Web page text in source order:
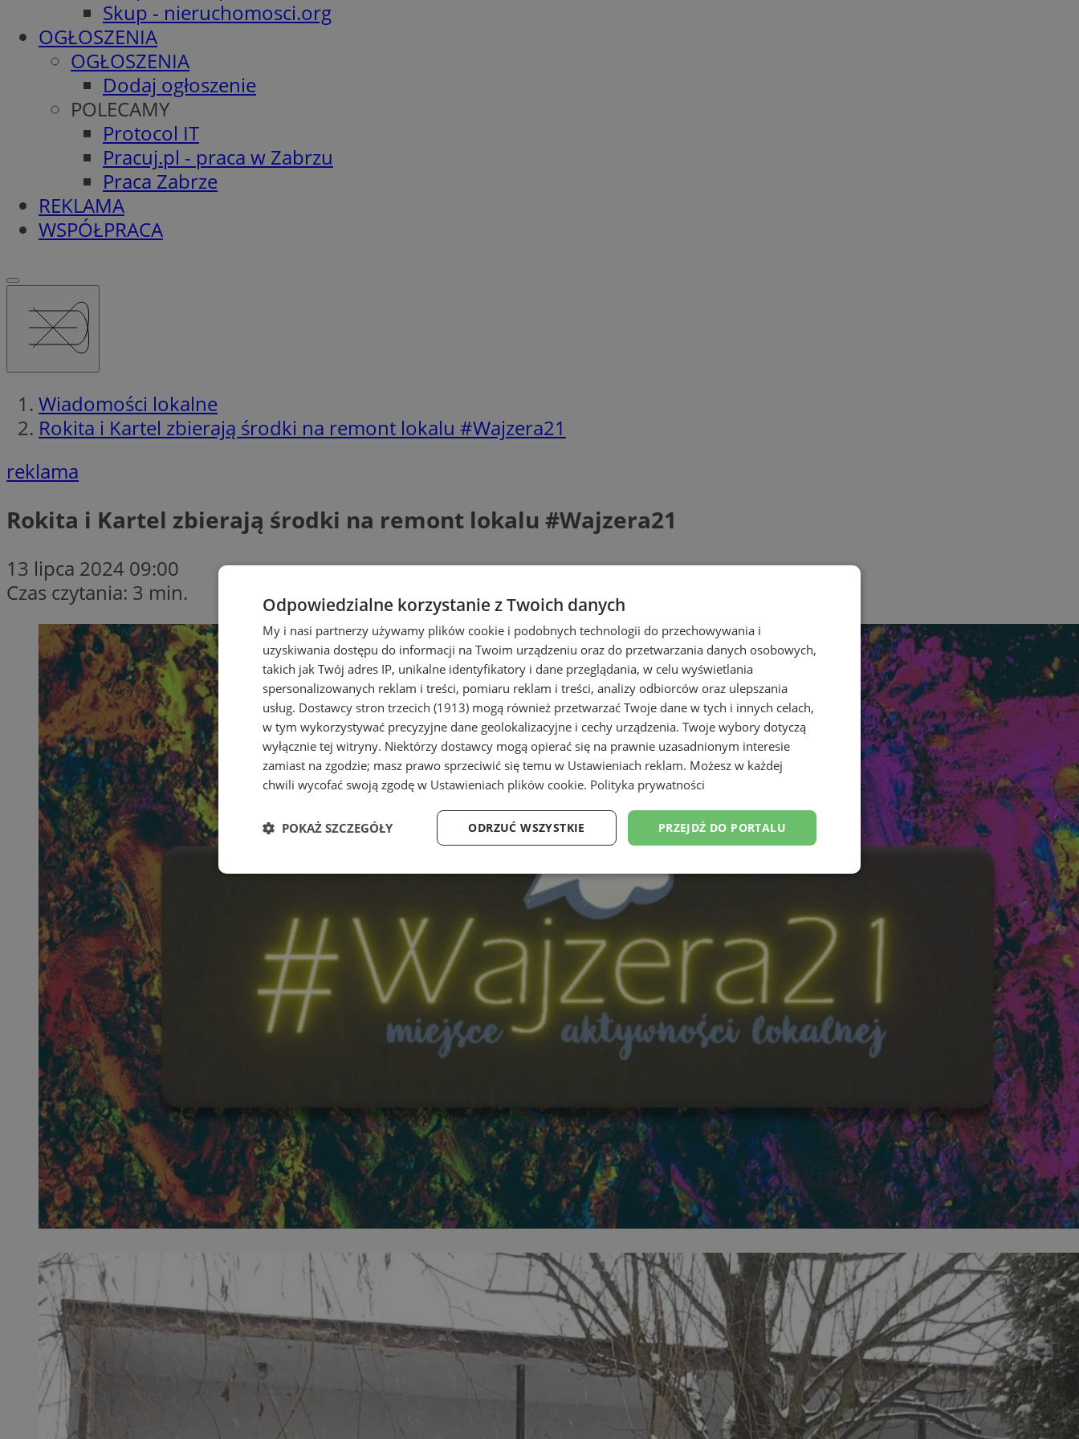
Skup - nieruchomosci.org
OGŁOSZENIA
OGŁOSZENIA
Dodaj ogłoszenie
POLECAMY
Protocol IT
Pracuj.pl - praca w Zabrzu
Praca Zabrze
REKLAMA
WSPÓŁPRACA
Wiadomości lokalne
Rokita i Kartel zbierają środki na remont lokalu #Wajzera21
reklama
Rokita i Kartel zbierają środki na remont lokalu #Wajzera21
13 lipca 2024 09:00
Czas czytania: 3 min.
Odpowiedzialne korzystanie z Twoich danych
My i nasi partnerzy używamy plików cookie i podobnych technologii do przechowywania i
uzyskiwania dostępu do informacji na Twoim urządzeniu oraz do przetwarzania danych osobowych,
takich jak Twój adres IP, unikalne identyfikatory i dane przeglądania, w celu wyświetlania
spersonalizowanych reklam i treści, pomiaru reklam i treści, analizy odbiorców oraz ulepszania
usług. Dostawcy stron trzecich (1913) mogą również przetwarzać Twoje dane w tych i innych celach,
w tym wykorzystywać precyzyjne dane geolokalizacyjne i cechy urządzenia. Twoje wybory dotyczą
wyłącznie tej witryny. Niektórzy dostawcy mogą opierać się na prawnie uzasadnionym interesie
zamiast na zgodzie; masz prawo sprzeciwić się temu w Ustawieniach reklam. Możesz w każdej
chwili wycofać swoją zgodę w Ustawieniach plików cookie. Polityka prywatności
PRZEJDŹ DO PORTALU
ODRZUĆ WSZYSTKIE
POKAŻ SZCZEGÓŁY
Niezbędne Wydajność Targetowanie Funkcjonalność Niesklasyfikowane
Niezbędne Wydajność Funkcjonalność Niesklasyfikowane
Niezbędne pliki cookie umożliwiają korzystanie z podstawowych funkcji strony internetowej, takich jak logowanie użytkownika i
zarządzanie kontem. Bez niezbędnych plików cookie nie można prawidłowo korzystać ze strony internetowej.
Provider
QeSessID
zabrze.com.pl 1 rok
Ten plik cookie przechowuje identyfikator sesji.
MvSessID
zabrze.com.pl 1 rok
Ten plik cookie przechowuje identyfikator sesji.
__cf_bm
Cloudflare
Inc.
.x.com
29 minut 53
sekundy
Ten plik cookie służy do rozróżniania ludzi i botów. Jest
to korzystne dla strony internetowej, ponieważ
umożliwia tworzenie ważnych raportów na temat
korzystania z jej witryny internetowej.
__cf_bm
Cloudflare
Inc.
29 minut 55
sekund
Ten plik cookie służy do rozróżniania ludzi i botów. Jest
to korzystne dla strony internetowej, ponieważ
korzystania z jej witryny internetowej.
CookieScriptConsent
CookieScript
zabrze.com.pl
4 tygodnie 2 dni
Ten plik cookie jest używany przez usługę Cookie-
Script.com do zapamiętywania preferencji dotyczących
zgody użytkownika na pliki cookie. Jest to konieczne,
aby baner cookie Cookie-Script.com działał poprawnie.
VISITOR_PRIVACY_METADATA
YouTube
.youtube.com
5 miesięcy 4
tygodnie
Ten plik cookie przechowuje informacje o zgodzie
użytkownika oraz jego preferencjach dotyczących
prywatności podczas korzystania z witryny. Rejestruje
wybory dotyczące polityki prywatności i ustawień
zgody, zapewniając ich przestrzeganie w kolejnych
wizytach. Dzięki temu użytkownik nie musi ponownie
konfigurować swoich preferencji, co zwiększa wygodę i
zgodność z regulacjami ochrony danych.
Google Privacy Policy